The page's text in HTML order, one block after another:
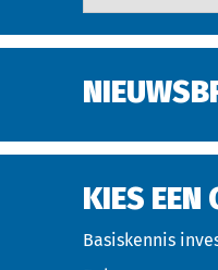
KIES EEN
Basiskennis